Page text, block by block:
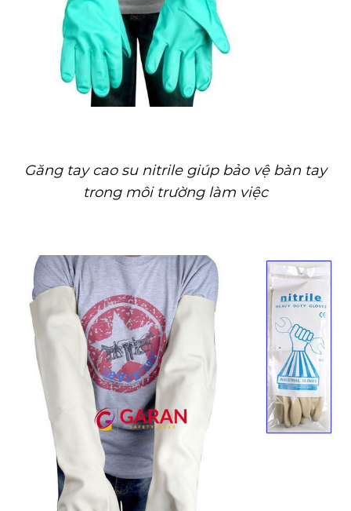
Găng tay cao su nitrile giúp bảo vệ bàn tay
trong môi trường làm việc